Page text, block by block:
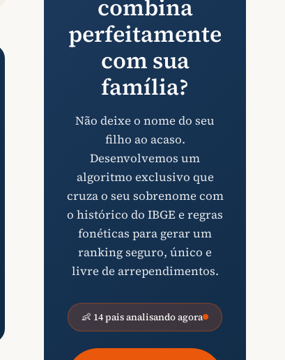
combina
perfeitamente
com sua
família?
Não deixe o nome do seu
filho ao acaso.
Desenvolvemos um
algoritmo exclusivo que
cruza o seu sobrenome com
o histórico do IBGE e regras
fonéticas para gerar um
ranking seguro, único e
livre de arrependimentos.
👶 14 pais analisando agora